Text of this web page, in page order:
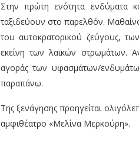
Στην πρώτη ενότητα ενδύματα
ταξιδεύουν στο παρελθόν.
του αυτοκρατορικού ζεύγους,
εκείνη των λαϊκών στρωμάτων.
αγοράς των υφασμάτων/
παραπάνω.
Της ξενάγησης προηγείται
αμφιθέατρο «Μελίνα Μερκούρη».